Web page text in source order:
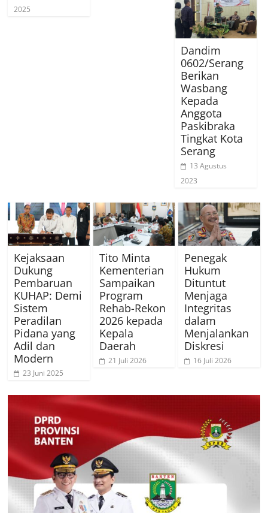
2025
Dandim
0602/Serang
Berikan
Wasbang
Kepada
Anggota
Paskibraka
Tingkat Kota
Serang
13 Agustus
2023
Kejaksaan
Dukung
Pembaruan
KUHAP: Demi
Sistem
Peradilan
Pidana yang
Adil dan
Modern
23 Juni 2025
Tito Minta
Kementerian
Sampaikan
Program
Rehab-Rekon
2026 kepada
Kepala
Daerah
21 Juli 2026
Penegak
Hukum
Dituntut
Menjaga
Integritas
dalam
Menjalankan
Diskresi
16 Juli 2026